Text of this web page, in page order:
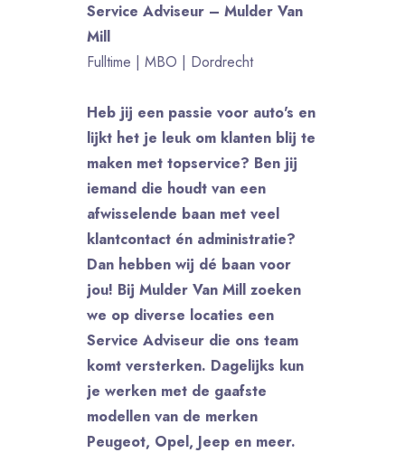
Service Adviseur – Mulder Van
Mill
Fulltime | MBO | Dordrecht
Heb jij een passie voor auto's en
lijkt het je leuk om klanten blij te
maken met topservice? Ben jij
iemand die houdt van een
afwisselende baan met veel
klantcontact én administratie?
Dan hebben wij dé baan voor
jou! Bij Mulder Van Mill zoeken
we op diverse locaties een
Service Adviseur die ons team
komt versterken. Dagelijks kun
je werken met de gaafste
modellen van de merken
Peugeot, Opel, Jeep en meer.